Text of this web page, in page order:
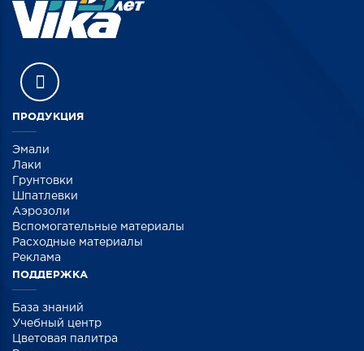
ПРОДУКЦИЯ
Эмали
Лаки
Грунтовки
Шпатлевки
Аэрозоли
Вспомогательные материалы
Расходные материалы
Реклама
ПОДДЕРЖКА
База знаний
Учебный центр
Цветовая палитра